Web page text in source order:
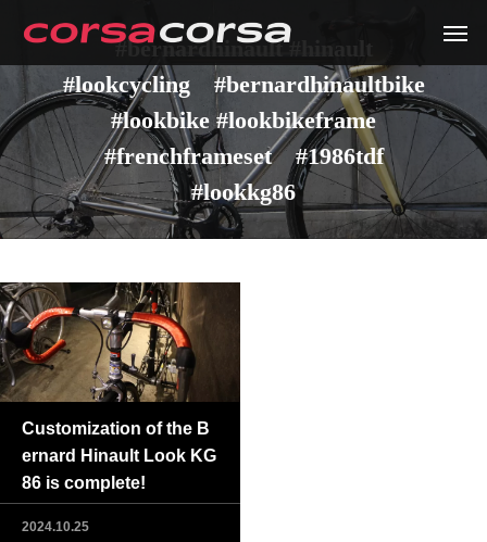
#bernardhinault #hinault
#lookcycling #bernardhinaultbike
#lookbike #lookbikeframe
#frenchframeset #1986tdf
#lookkg86
Customization of the B
ernard Hinault Look KG
86 is complete!
2024.10.25